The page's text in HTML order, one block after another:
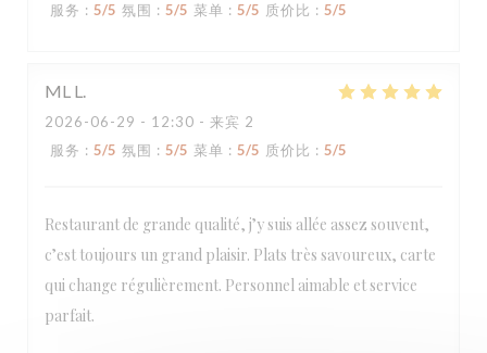
服务 : 5/5 氛围 : 5/5 菜单 : 5/5 质价比 : 5/5
ML L
2026-06-29 - 12:30 - 来宾 2
服务 : 5/5 氛围 : 5/5 菜单 : 5/5 质价比 : 5/5
Restaurant de grande qualité, j’y suis allée assez souvent,
c’est toujours un grand plaisir. Plats très savoureux, carte
qui change régulièrement. Personnel aimable et service
parfait.
Loco by Jem's